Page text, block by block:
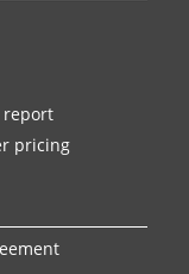
report
pricing